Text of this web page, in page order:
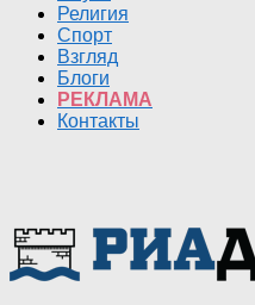
Религия
Спорт
Взгляд
Блоги
РЕКЛАМА
Контакты